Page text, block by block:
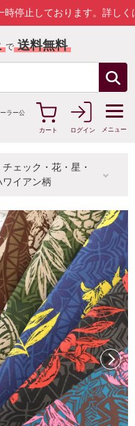
おります。詳しくはこちら
で 送料無料
ラー公
カート
ログイン メニュー
ェック・花・星・
ワイアン柄
次へ